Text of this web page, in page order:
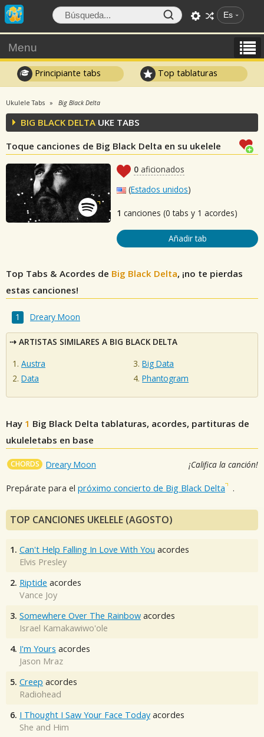
Es
Menu
Principiante tabs Top tablaturas
Ukulele Tabs Big Black Delta
BIG BLACK DELTA UKE TABS
Toque canciones de Big Black Delta en su ukelele
0 aficionados
(Estados unidos)
1 canciones (0 tabs y 1 acordes)
Añadir tab
Top Tabs & Acordes de Big Black Delta, ¡no te pierdas
estas canciones!
Dreary Moon
ARTISTAS SIMILARES A BIG BLACK DELTA
Austra
Data
Big Data
Phantogram
Hay 1 Big Black Delta tablaturas, acordes, partituras de
ukuleletabs en base
CHORDS Dreary Moon ¡Califica la canción!
Prepárate para el próximo concierto de Big Black Delta .
TOP CANCIONES UKELELE (AGOSTO)
1. Can't Help Falling In Love With You acordes
Elvis Presley
2. Riptide acordes
Vance Joy
3. Somewhere Over The Rainbow acordes
Israel Kamakawiwo'ole
4. I'm Yours acordes
Jason Mraz
5. Creep acordes
Radiohead
6. I Thought I Saw Your Face Today acordes
She and Him